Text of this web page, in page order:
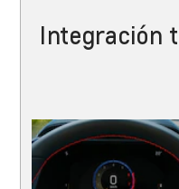
Integración